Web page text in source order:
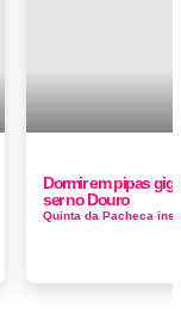
Dormir em pipas
ser no Douro